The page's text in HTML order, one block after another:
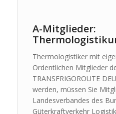
A-Mitglieder:
Thermologistiker mit
Ordentlichen Mitglieder
TRANSFRIGOROUTE
werden, müssen Sie
Landesverbandes des
Güterkraftverkehr